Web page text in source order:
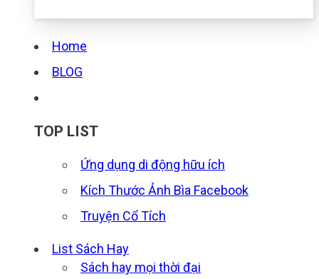
Home
BLOG
TOP LIST
Ứng dụng di động hữu ích
Kích Thước Ảnh Bìa Facebook
Truyện Cổ Tích
List Sách Hay
Sách hay mọi thời đại